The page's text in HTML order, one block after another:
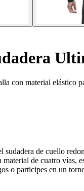
con material elástico
sudadera de cuello
de cuatro vías,
o participes en un